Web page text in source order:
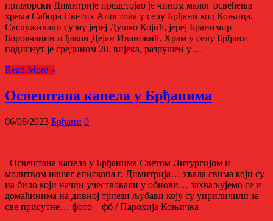
приморски Димитрије предстојао је чином малог освећења
храма Сабора Светих Апостола у селу Брђани код Коњица.
Саслуживали су му јереј Душко Којић, јереј Бранимир
Боровчанин и ђакон Дејан Ивановић. Храм у селу Брђани
подигнут је средином 20. вијека, разрушен у …
Read More »
Освештана капела у Брђанима
06/08/2023 Брђани 0
Освештана капела у Брђанима Светом Литургијом и
молитвом нашег епископа г. Димитрија… хвала свима који су
на било који начин учествовали у обнови… захваљујемо се и
домаћинима на дивној трпези љубави коју су уприличили за
све присутне… фото – фб / Парохија Коњичка